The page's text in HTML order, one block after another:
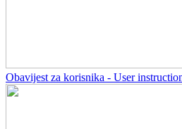
Obavijest za korisnika - User